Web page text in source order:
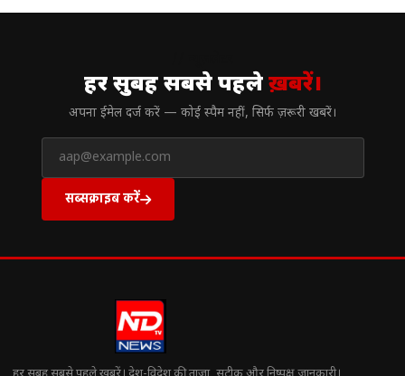
हर सुबह सबसे पहलेख़बरें।
अपना ईमेल दर्ज करें — कोई स्पैम नहीं, सिर्फ ज़रूरी खबरें।
सब्सक्राइब करें